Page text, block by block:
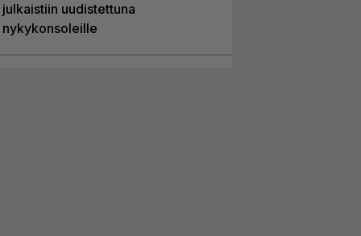
julkaistiin uudistettuna
nykykonsoleille